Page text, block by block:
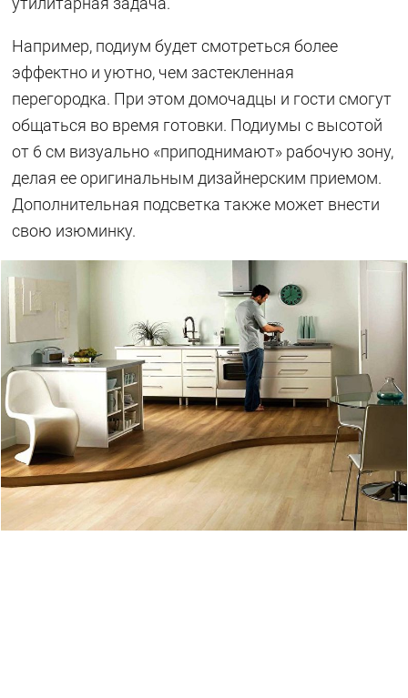
Например, подиум будет смотреться более
эффектно и уютно, чем застекленная
перегородка. При этом домочадцы и гости смогут
общаться во время готовки. Подиумы с высотой
от 6 см визуально «приподнимают» рабочую зону,
делая ее оригинальным дизайнерским приемом.
Дополнительная подсветка также может внести
свою изюминку.